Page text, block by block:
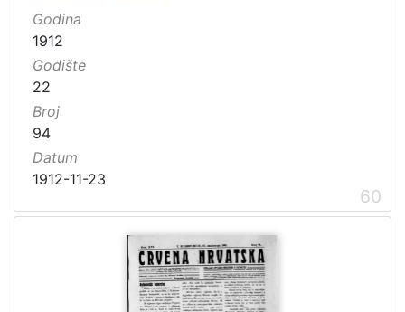
Godina
1912
Godište
22
Broj
94
Datum
1912-11-23
60